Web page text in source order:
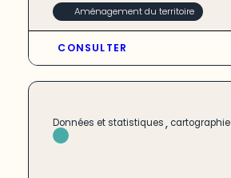
Aménagement du territoire
CONSULTER
Données et statistiques, cartographie